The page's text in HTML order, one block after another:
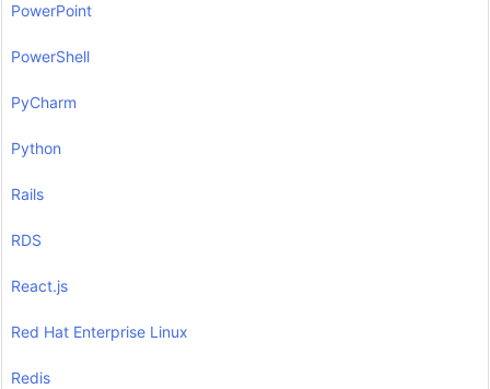
PowerPoint
PowerShell
PyCharm
Python
Rails
RDS
React.js
Red Hat Enterprise Linux
Redis